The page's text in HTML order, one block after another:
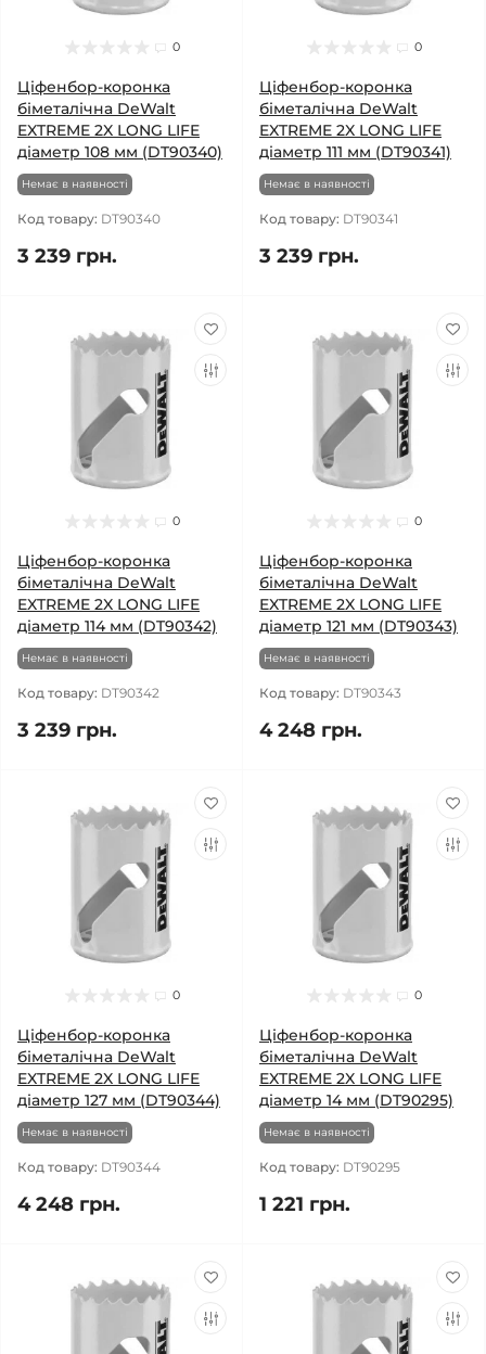
0
Ціфенбор-коронка
біметалічна DeWalt
EXTREME 2X LONG LIFE
діаметр 108 мм (DT90340)
Немає в наявності
Код товару: DT90340
3 239 грн.
0
Ціфенбор-коронка
біметалічна DeWalt
EXTREME 2X LONG LIFE
діаметр 111 мм (DT90341)
Немає в наявності
Код товару: DT90341
3 239 грн.
0
Ціфенбор-коронка
біметалічна DeWalt
EXTREME 2X LONG LIFE
діаметр 114 мм (DT90342)
Немає в наявності
Код товару: DT90342
3 239 грн.
0
Ціфенбор-коронка
біметалічна DeWalt
EXTREME 2X LONG LIFE
діаметр 121 мм (DT90343)
Немає в наявності
Код товару: DT90343
4 248 грн.
0
Ціфенбор-коронка
біметалічна DeWalt
EXTREME 2X LONG LIFE
діаметр 127 мм (DT90344)
Немає в наявності
Код товару: DT90344
4 248 грн.
0
Ціфенбор-коронка
біметалічна DeWalt
EXTREME 2X LONG LIFE
діаметр 14 мм (DT90295)
Немає в наявності
Код товару: DT90295
1 221 грн.